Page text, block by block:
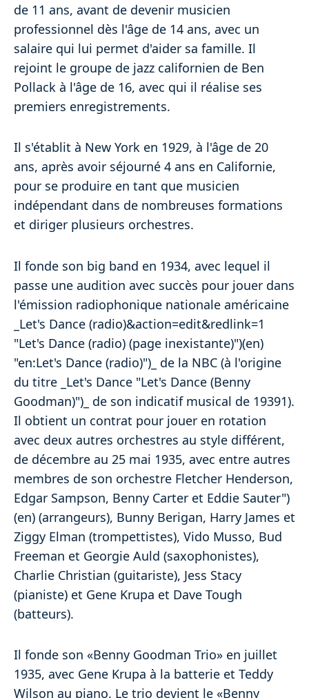
de 11 ans, avant de devenir musicien
professionnel dès l'âge de 14 ans, avec un
salaire qui lui permet d'aider sa famille. Il
rejoint le groupe de jazz californien de Ben
Pollack à l'âge de 16, avec qui il réalise ses
premiers enregistrements.
Il s'établit à New York en 1929, à l'âge de 20
ans, après avoir séjourné 4 ans en Californie,
pour se produire en tant que musicien
indépendant dans de nombreuses formations
et diriger plusieurs orchestres.
Il fonde son big band en 1934, avec lequel il
passe une audition avec succès pour jouer dans
l'émission radiophonique nationale américaine
_Let's Dance (radio)&action=edit&redlink=1
"Let's Dance (radio) (page inexistante)")(en)
"en:Let's Dance (radio)")_ de la NBC (à l'origine
du titre _Let's Dance "Let's Dance (Benny
Goodman)")_ de son indicatif musical de 19391).
Il obtient un contrat pour jouer en rotation
avec deux autres orchestres au style différent,
de décembre au 25 mai 1935, avec entre autres
membres de son orchestre Fletcher Henderson,
Edgar Sampson, Benny Carter et Eddie Sauter")
(en) (arrangeurs), Bunny Berigan, Harry James et
Ziggy Elman (trompettistes), Vido Musso, Bud
Freeman et Georgie Auld (saxophonistes),
Charlie Christian (guitariste), Jess Stacy
(pianiste) et Gene Krupa et Dave Tough
(batteurs).
Il fonde son «Benny Goodman Trio» en juillet
1935, avec Gene Krupa à la batterie et Teddy
Wilson au piano. Le trio devient le «Benny